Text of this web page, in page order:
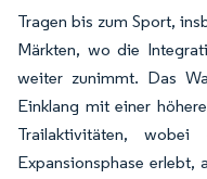
Tragen bis zum Sport,
Märkten, wo die
weiter zunimmt. Das
Einklang mit einer
Trailaktivitäten,
Expansionsphase erlebt,